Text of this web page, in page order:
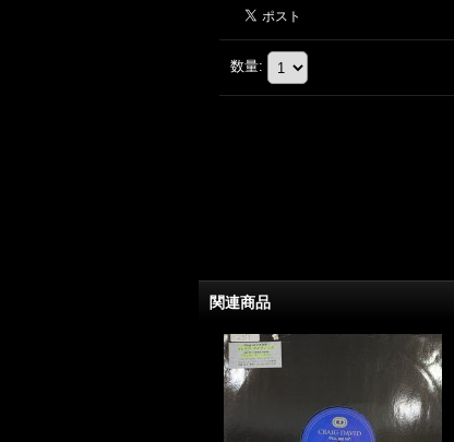
数量:
関連商品